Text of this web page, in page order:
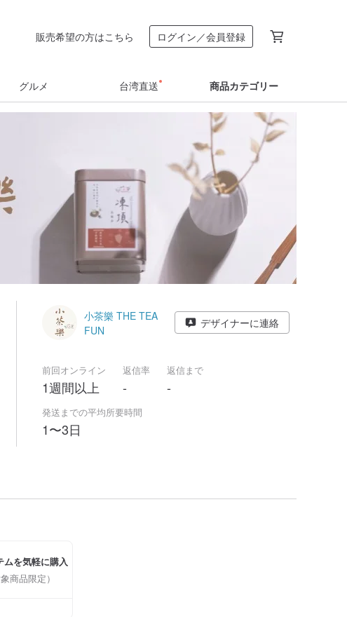
販売希望の方はこちら ログイン／会員登録
グルメ 台湾直送 商品カテゴリー
小茶樂 THE TEA
FUN
デザイナーに連絡
前回オンライン
1週間以上
返信率
-
返信まで
-
発送までの平均所要時間
1〜3日
を気軽に購入
商品限定）